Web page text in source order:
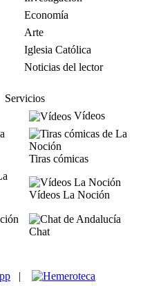
Economía
Arte
Iglesia Católica
Noticias del lector
Servicios
Vídeos
Tiras cómicas
Vídeos La Noción
Chat
|